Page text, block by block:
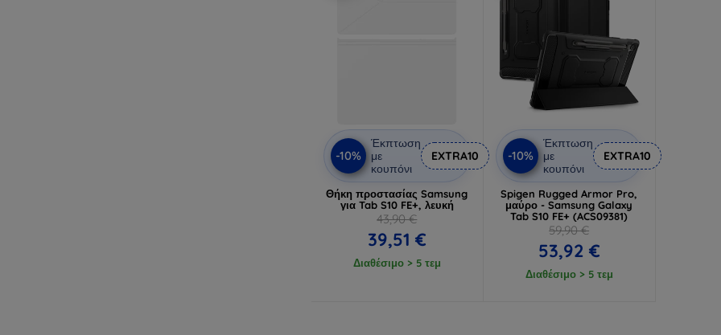
-10%
Έκπτωση
με
κουπόνι
EXTRA10
Θήκη προστασίας Samsung
για Tab S10 FE+, λευκή
43,90 €
39,51 €
Διαθέσιμο > 5 τεμ
-10%
Έκπτωση
με
κουπόνι
EXTRA10
Spigen Rugged Armor Pro,
μαύρο - Samsung Galaxy
Tab S10 FE+ (ACS09381)
59,90 €
53,92 €
Διαθέσιμο > 5 τεμ